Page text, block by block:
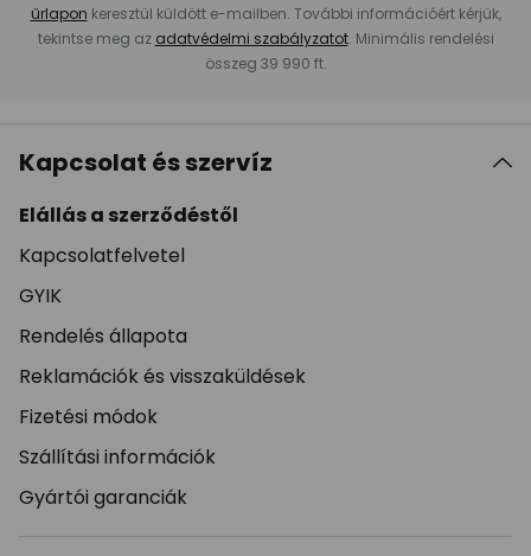
űrlapon keresztül küldött e-mailben. További információért kérjük,
tekintse meg az adatvédelmi szabályzatot. Minimális rendelési
összeg 39 990 ft.
Kapcsolat és szervíz
Elállás a szerződéstől
Kapcsolatfelvetel
GYIK
Rendelés állapota
Reklamációk és visszaküldések
Fizetési módok
Szállítási információk
Gyártói garanciák